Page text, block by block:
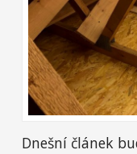
Dnešní článek